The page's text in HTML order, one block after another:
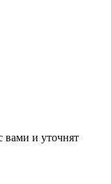
вами и уточнят